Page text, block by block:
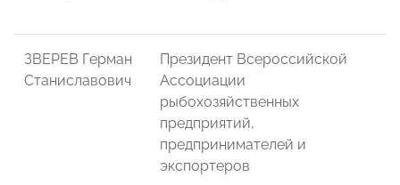
ЗВЕРЕВ Герман
Станиславович
Президент Всероссийской
Ассоциации
рыбохозяйственных
предприятий,
предпринимателей и
экспортеров